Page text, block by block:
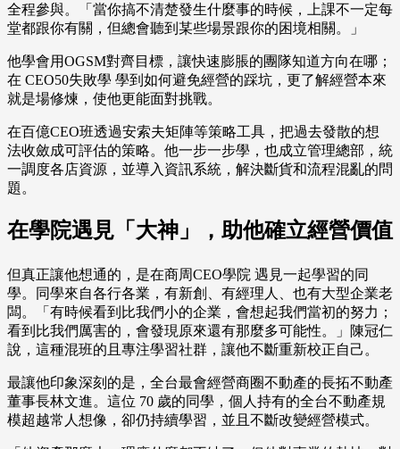
全程參與。「當你搞不清楚發生什麼事的時候，上課不一定每
堂都跟你有關，但總會聽到某些場景跟你的困境相關。」
他學會用OGSM對齊目標，讓快速膨脹的團隊知道方向在哪；
在 CEO50失敗學 學到如何避免經營的踩坑，更了解經營本來
就是場修煉，使他更能面對挑戰。
在百億CEO班透過安索夫矩陣等策略工具，把過去發散的想
法收斂成可評估的策略。他一步一步學，也成立管理總部，統
一調度各店資源，並導入資訊系統，解決斷貨和流程混亂的問
題。
在學院遇見「大神」，助他確立經營價值
但真正讓他想通的，是在商周CEO學院 遇見一起學習的同
學。同學來自各行各業，有新創、有經理人、也有大型企業老
闆。「有時候看到比我們小的企業，會想起我們當初的努力；
看到比我們厲害的，會發現原來還有那麼多可能性。」陳冠仁
說，這種混班的且專注學習社群，讓他不斷重新校正自己。
最讓他印象深刻的是，全台最會經營商圈不動產的長拓不動產
董事長林文進。這位 70 歲的同學，個人持有的全台不動產規
模超越常人想像，卻仍持續學習，並且不斷改變經營模式。